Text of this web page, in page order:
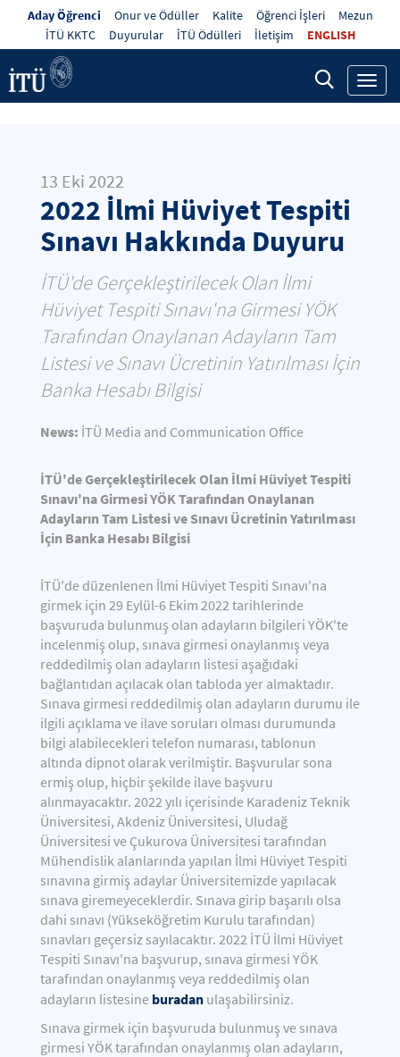
Aday Öğrenci Onur ve Ödüller Kalite Öğrenci İşleri
Mezun
İTÜ KKTC
Duyurular İTÜ Ödülleri İletişim ENGLISH
13 Eki 2022
2022 İlmi Hüviyet Tespiti
Sınavı Hakkında Duyuru
İTÜ'de Gerçekleştirilecek Olan İlmi
Hüviyet Tespiti Sınavı'na Girmesi YÖK
Tarafından Onaylanan Adayların Tam
Listesi ve Sınavı Ücretinin Yatırılması İçin
Banka Hesabı Bilgisi
News: İTÜ Media and Communication Office
İTÜ'de Gerçekleştirilecek Olan İlmi Hüviyet Tespiti
Sınavı'na Girmesi YÖK Tarafından Onaylanan
Adayların Tam Listesi ve Sınavı Ücretinin Yatırılması
İçin Banka Hesabı Bilgisi
İTÜ'de düzenlenen İlmi Hüviyet Tespiti Sınavı'na
girmek için 29 Eylül-6 Ekim 2022 tarihlerinde
başvuruda bulunmuş olan adayların bilgileri YÖK'te
incelenmiş olup, sınava girmesi onaylanmış veya
reddedilmiş olan adayların listesi aşağıdaki
bağlantıdan açılacak olan tabloda yer almaktadır.
Sınava girmesi reddedilmiş olan adayların durumu ile
ilgili açıklama ve ilave soruları olması durumunda
bilgi alabilecekleri telefon numarası, tablonun
altında dipnot olarak verilmiştir. Başvurular sona
ermiş olup, hiçbir şekilde ilave başvuru
alınmayacaktır. 2022 yılı içerisinde Karadeniz Teknik
Üniversitesi, Akdeniz Üniversitesi, Uludağ
Üniversitesi ve Çukurova Üniversitesi tarafından
Mühendislik alanlarında yapılan İlmi Hüviyet Tespiti
sınavına girmiş adaylar Üniversitemizde yapılacak
sınava giremeyeceklerdir. Sınava girip başarılı olsa
dahi sınavı (Yükseköğretim Kurulu tarafından)
sınavları geçersiz sayılacaktır. 2022 İTÜ İlmi Hüviyet
Tespiti Sınavı'na başvurup, sınava girmesi YÖK
tarafından onaylanmış veya reddedilmiş olan
adayların listesine buradan ulaşabilirsiniz.
Sınava girmek için başvuruda bulunmuş ve sınava
girmesi YÖK tarafından onaylanmış olan adayların,